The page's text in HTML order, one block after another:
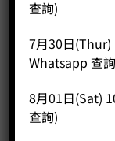
查詢)
7月30日(Thur)
Whatsapp 查
8月01日(Sat)
查詢)